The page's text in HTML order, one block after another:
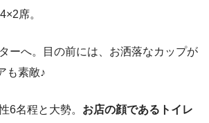
席。
ーへ。目の前には、お洒落なカップが
も素敵♪
6名程と大勢。 お店の顔であるトイレ